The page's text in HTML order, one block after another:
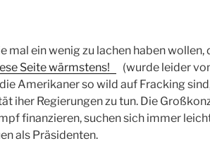
mal ein wenig zu lachen haben wollen,
Seite wärmstens!
(wurde leider
Amerikaner so wild auf Fracking
iher Regierungen zu tun. Die
finanzieren, suchen sich immer
als Präsidenten.